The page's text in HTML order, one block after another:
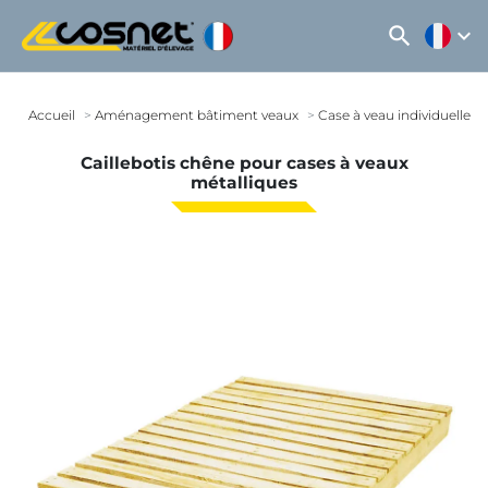
search expand_more
Accueil Aménagement bâtiment veaux Case à veau individuelle
Caillebotis chêne pour cases à veaux
métalliques